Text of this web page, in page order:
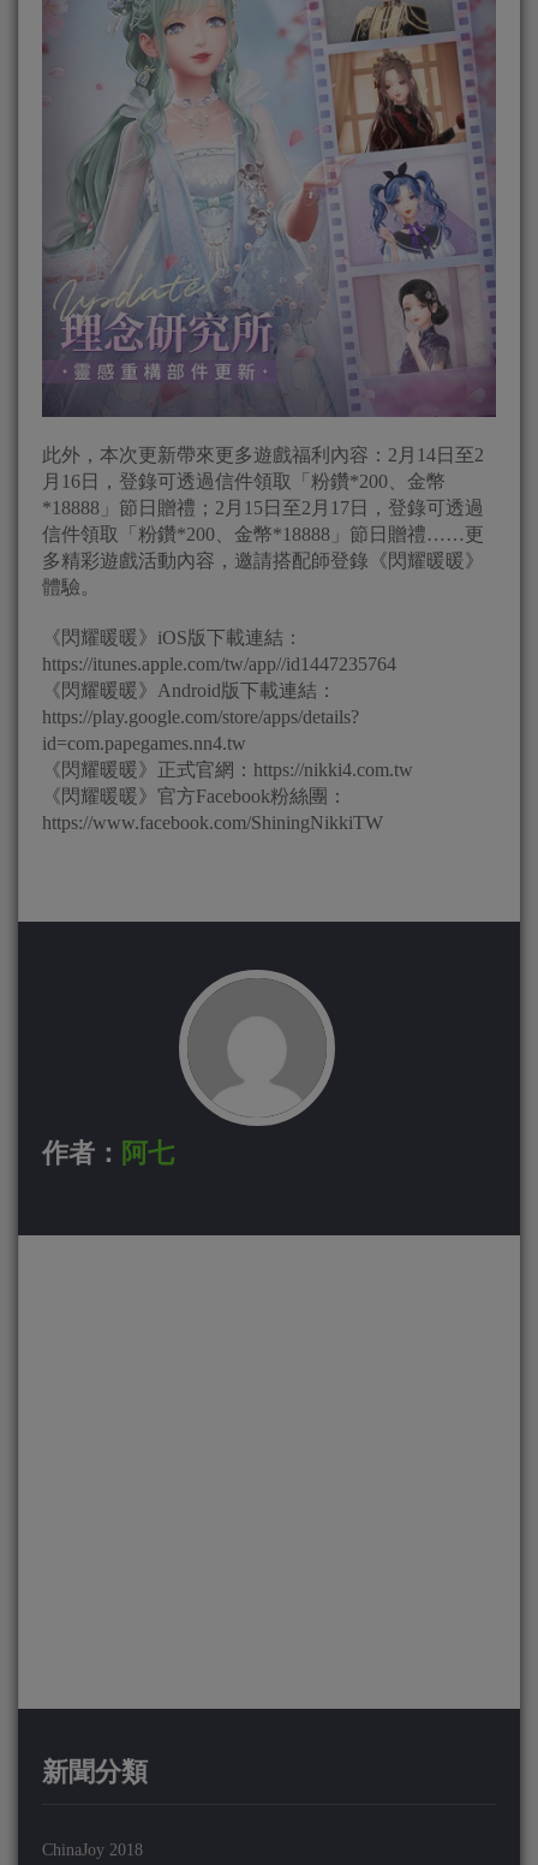
此外，本次更新帶來更多遊戲福利內容：2月14日至2
月16日，登錄可透過信件領取「粉鑽*200、金幣
*18888」節日贈禮；2月15日至2月17日，登錄可透過
信件領取「粉鑽*200、金幣*18888」節日贈禮……更
多精彩遊戲活動內容，邀請搭配師登錄《閃耀暖暖》
體驗。
《閃耀暖暖》iOS版下載連結：
https://itunes.apple.com/tw/app//id1447235764
《閃耀暖暖》Android版下載連結：
https://play.google.com/store/apps/details?
id=com.papegames.nn4.tw
《閃耀暖暖》正式官網：https://nikki4.com.tw
《閃耀暖暖》官方Facebook粉絲團：
https://www.facebook.com/ShiningNikkiTW
作者： 阿七
新聞分類
ChinaJoy 2018